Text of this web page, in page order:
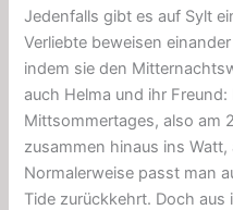
Jedenfalls gibt es auf Sylt
Verliebte beweisen
indem sie den
auch Helma und ihr
Mittsommertages, also am
zusammen hinaus ins
Normalerweise passt man
Tide zurückkehrt. Doch